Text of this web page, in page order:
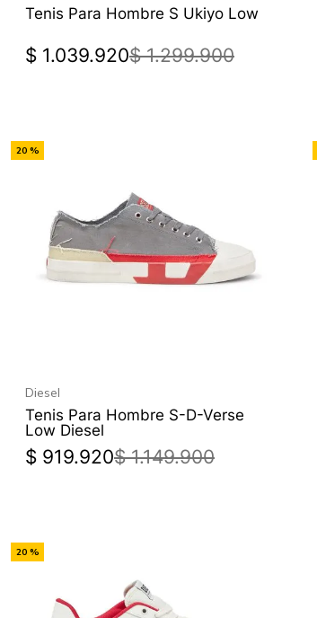
Tenis Para Hombre S Ukiyo Low
$ 1.039.920$ 1.299.900
20 %
Diesel
Tenis Para Hombre S-D-Verse
Low Diesel
$ 919.920$ 1.149.900
20 %